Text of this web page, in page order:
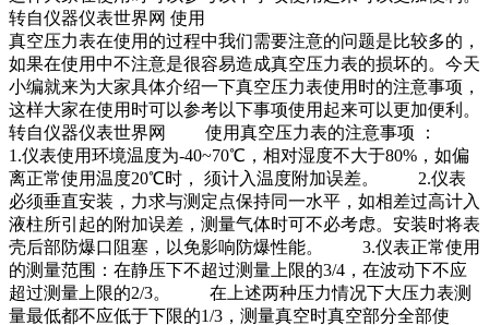
转自仪器仪表世界网 使用
真空压力表在使用的过程中我们需要注意的问题是比较多的，
如果在使用中不注意是很容易造成真空压力表的损坏的。今天
小编就来为大家具体介绍一下真空压力表使用时的注意事项，
这样大家在使用时可以参考以下事项使用起来可以更加便利。
转自仪器仪表世界网 使用真空压力表的注意事项 ：
1.仪表使用环境温度为-40~70℃，相对湿度不大于80%，如偏
离正常使用温度20℃时， 须计入温度附加误差。 2.仪表
必须垂直安装，力求与测定点保持同一水平，如相差过高计入
液柱所引起的附加误差，测量气体时可不必考虑。安装时将表
壳后部防爆口阻塞，以免影响防爆性能。 3.仪表正常使用
的测量范围：在静压下不超过测量上限的3/4，在波动下不应
超过测量上限的2/3。 在上述两种压力情况下大压力表测
量最低都不应低于下限的1/3，测量真空时真空部分全部使